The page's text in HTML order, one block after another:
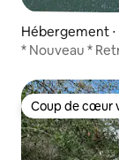
Hébergement
* Nouveau *
Coup de cœur
Coup de cœur